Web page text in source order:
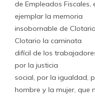
de Empleados
ejemplar la memoria
insobornable de
Clotario la caminata
difícil de los
por la justicia
social, por la igualdad,
hombre y la mujer, que